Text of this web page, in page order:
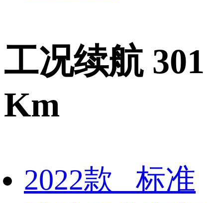
工况续航 301
Km
2022款 标准